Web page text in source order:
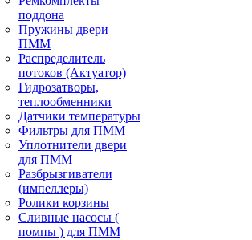
поддона
Пружины двери
ПММ
Распределитель
потоков (Актуатор)
Гидрозатворы,
теплообменники
Датчики температуры
Фильтры для ПММ
Уплотнители двери
для ПММ
Разбрызгиватели
(импеллеры)
Ролики корзины
Сливные насосы (
помпы ) для ПММ